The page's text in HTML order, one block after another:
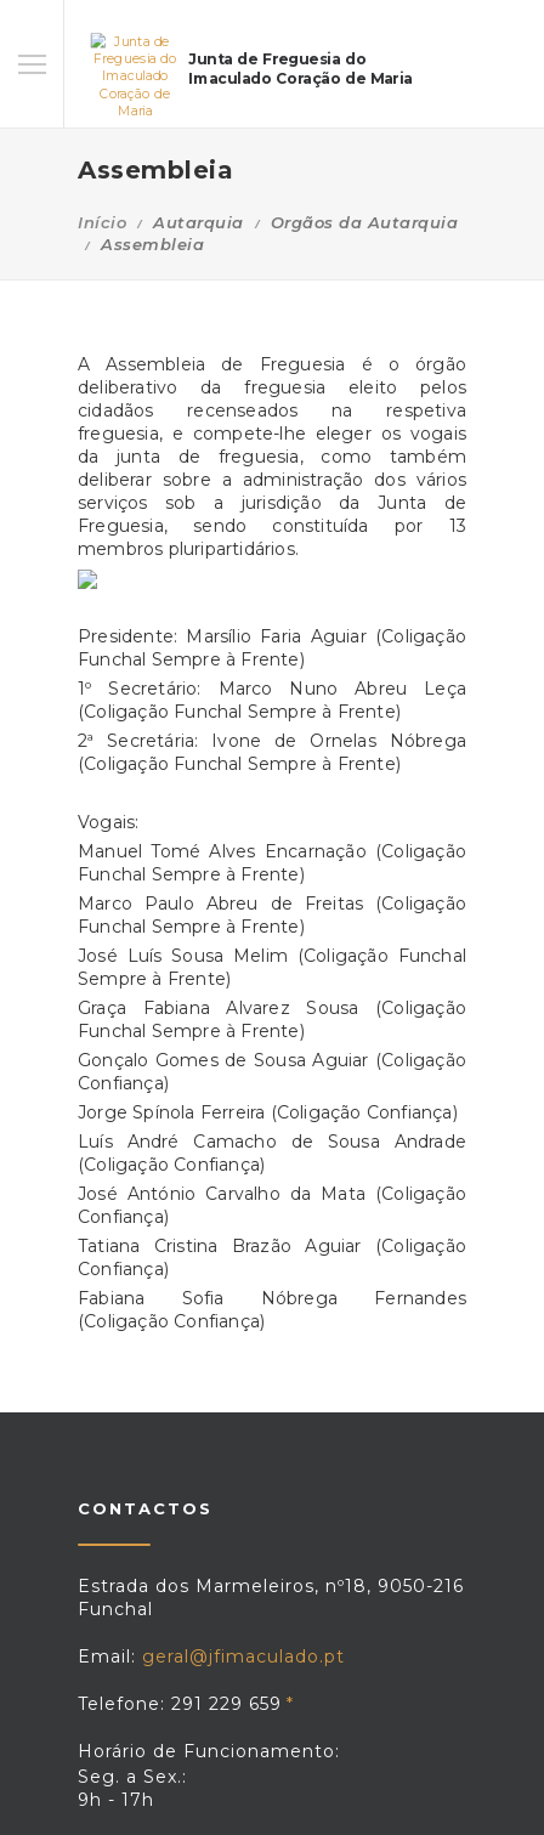
Junta de Freguesia do
Imaculado Coração de Maria
Assembleia
Início Autarquia
Orgãos da Autarquia
Assembleia
A Assembleia de Freguesia é o órgão
deliberativo da freguesia eleito pelos
cidadãos recenseados na respetiva
freguesia, e compete-lhe eleger os vogais
da junta de freguesia, como também
deliberar sobre a administração dos vários
serviços sob a jurisdição da Junta de
Freguesia, sendo constituída por 13
membros pluripartidários.
Presidente: Marsílio Faria Aguiar (Coligação
Funchal Sempre à Frente)
1º Secretário: Marco Nuno Abreu Leça
(Coligação Funchal Sempre à Frente)
2ª Secretária: Ivone de Ornelas Nóbrega
(Coligação Funchal Sempre à Frente)
Vogais:
Manuel Tomé Alves Encarnação (Coligação
Funchal Sempre à Frente)
Marco Paulo Abreu de Freitas (Coligação
Funchal Sempre à Frente)
José Luís Sousa Melim (Coligação Funchal
Sempre à Frente)
Graça Fabiana Alvarez Sousa (Coligação
Funchal Sempre à Frente)
Gonçalo Gomes de Sousa Aguiar (Coligação
Confiança)
Jorge Spínola Ferreira (Coligação Confiança)
Luís André Camacho de Sousa Andrade
(Coligação Confiança)
José António Carvalho da Mata (Coligação
Confiança)
Tatiana Cristina Brazão Aguiar (Coligação
Confiança)
Fabiana Sofia Nóbrega Fernandes
(Coligação Confiança)
CONTACTOS
Estrada dos Marmeleiros, nº18, 9050-216
Funchal
Email: geral@jfimaculado.pt
Telefone: 291 229 659
Horário de Funcionamento:
Seg. a Sex.:
9h - 17h